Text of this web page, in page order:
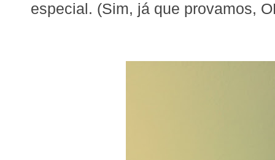
especial . (Sim, já que provamos,